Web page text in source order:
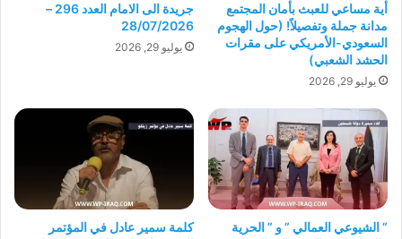
أية مساعي للعبث بأمان المجتمع
مدانة جملة وتفصيلاً! (حول الهجوم
السعودي-الأمريكي على مقرات
الحشد الشعبي)
يوليو 29, 2026
جريدة الى الامام العدد 296 –
28/07/2026
يوليو 29, 2026
” الشيوعي العمالي ” و ” الحرية
كلمة سمير عادل في المؤتمر